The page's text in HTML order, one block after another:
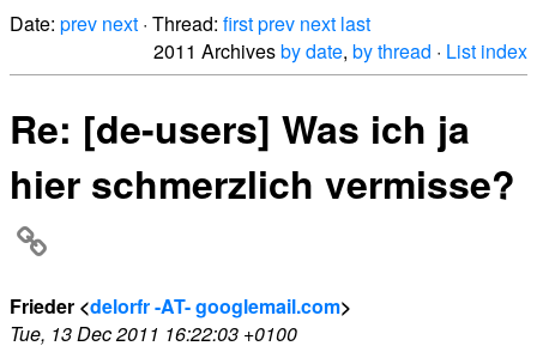
Date: prev next · Thread: firstprev next last
2011 Archivesby date, by thread · List index
Re: [de-users] Was ich ja
hier schmerzlich vermisse?
Frieder <delorfr -AT- googlemail.com>
Tue, 13 Dec 2011 16:22:03 +0100